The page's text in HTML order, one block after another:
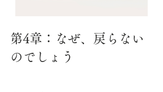
第4章：なぜ、戻らない
のでしょう